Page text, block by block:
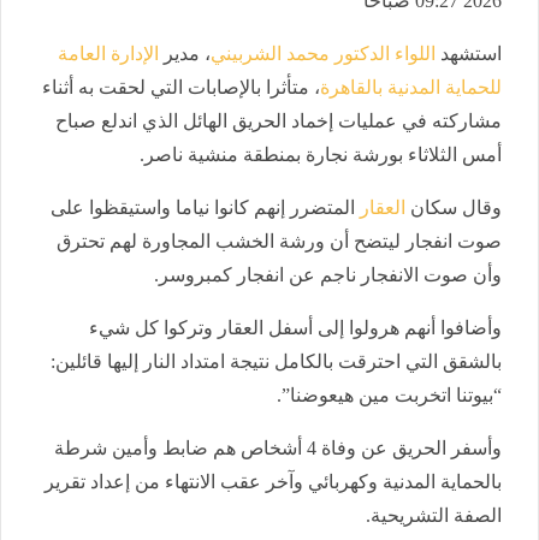
استشهد اللواء الدكتور محمد الشربيني، مدير
الإدارة العامة
للحماية المدنية بالقاهرة، متأثرا بالإصابات التي لحقت به أثناء
مشاركته في عمليات إخماد الحريق الهائل الذي اندلع صباح
أمس الثلاثاء بورشة نجارة بمنطقة منشية ناصر.
وقال سكان العقار
المتضرر إنهم كانوا نياما واستيقظوا على
صوت انفجار ليتضح أن ورشة الخشب المجاورة لهم تحترق
وأن صوت الانفجار ناجم عن انفجار كمبروسر.
وأضافوا أنهم هرولوا إلى أسفل العقار وتركوا كل شيء
بالشقق التي احترقت بالكامل نتيجة امتداد النار إليها قائلين:
“بيوتنا اتخربت مين هيعوضنا”.
وأسفر الحريق عن وفاة 4 أشخاص هم ضابط وأمين شرطة
بالحماية المدنية وكهربائي وآخر عقب الانتهاء من إعداد تقرير
الصفة التشريحية.